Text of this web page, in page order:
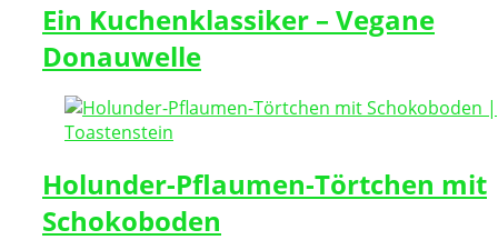
Ein Kuchenklassiker – Vegane
Donauwelle
Holunder-Pflaumen-Törtchen mit
Schokoboden